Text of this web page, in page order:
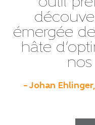
émergée de
hâte
nos
– Johan